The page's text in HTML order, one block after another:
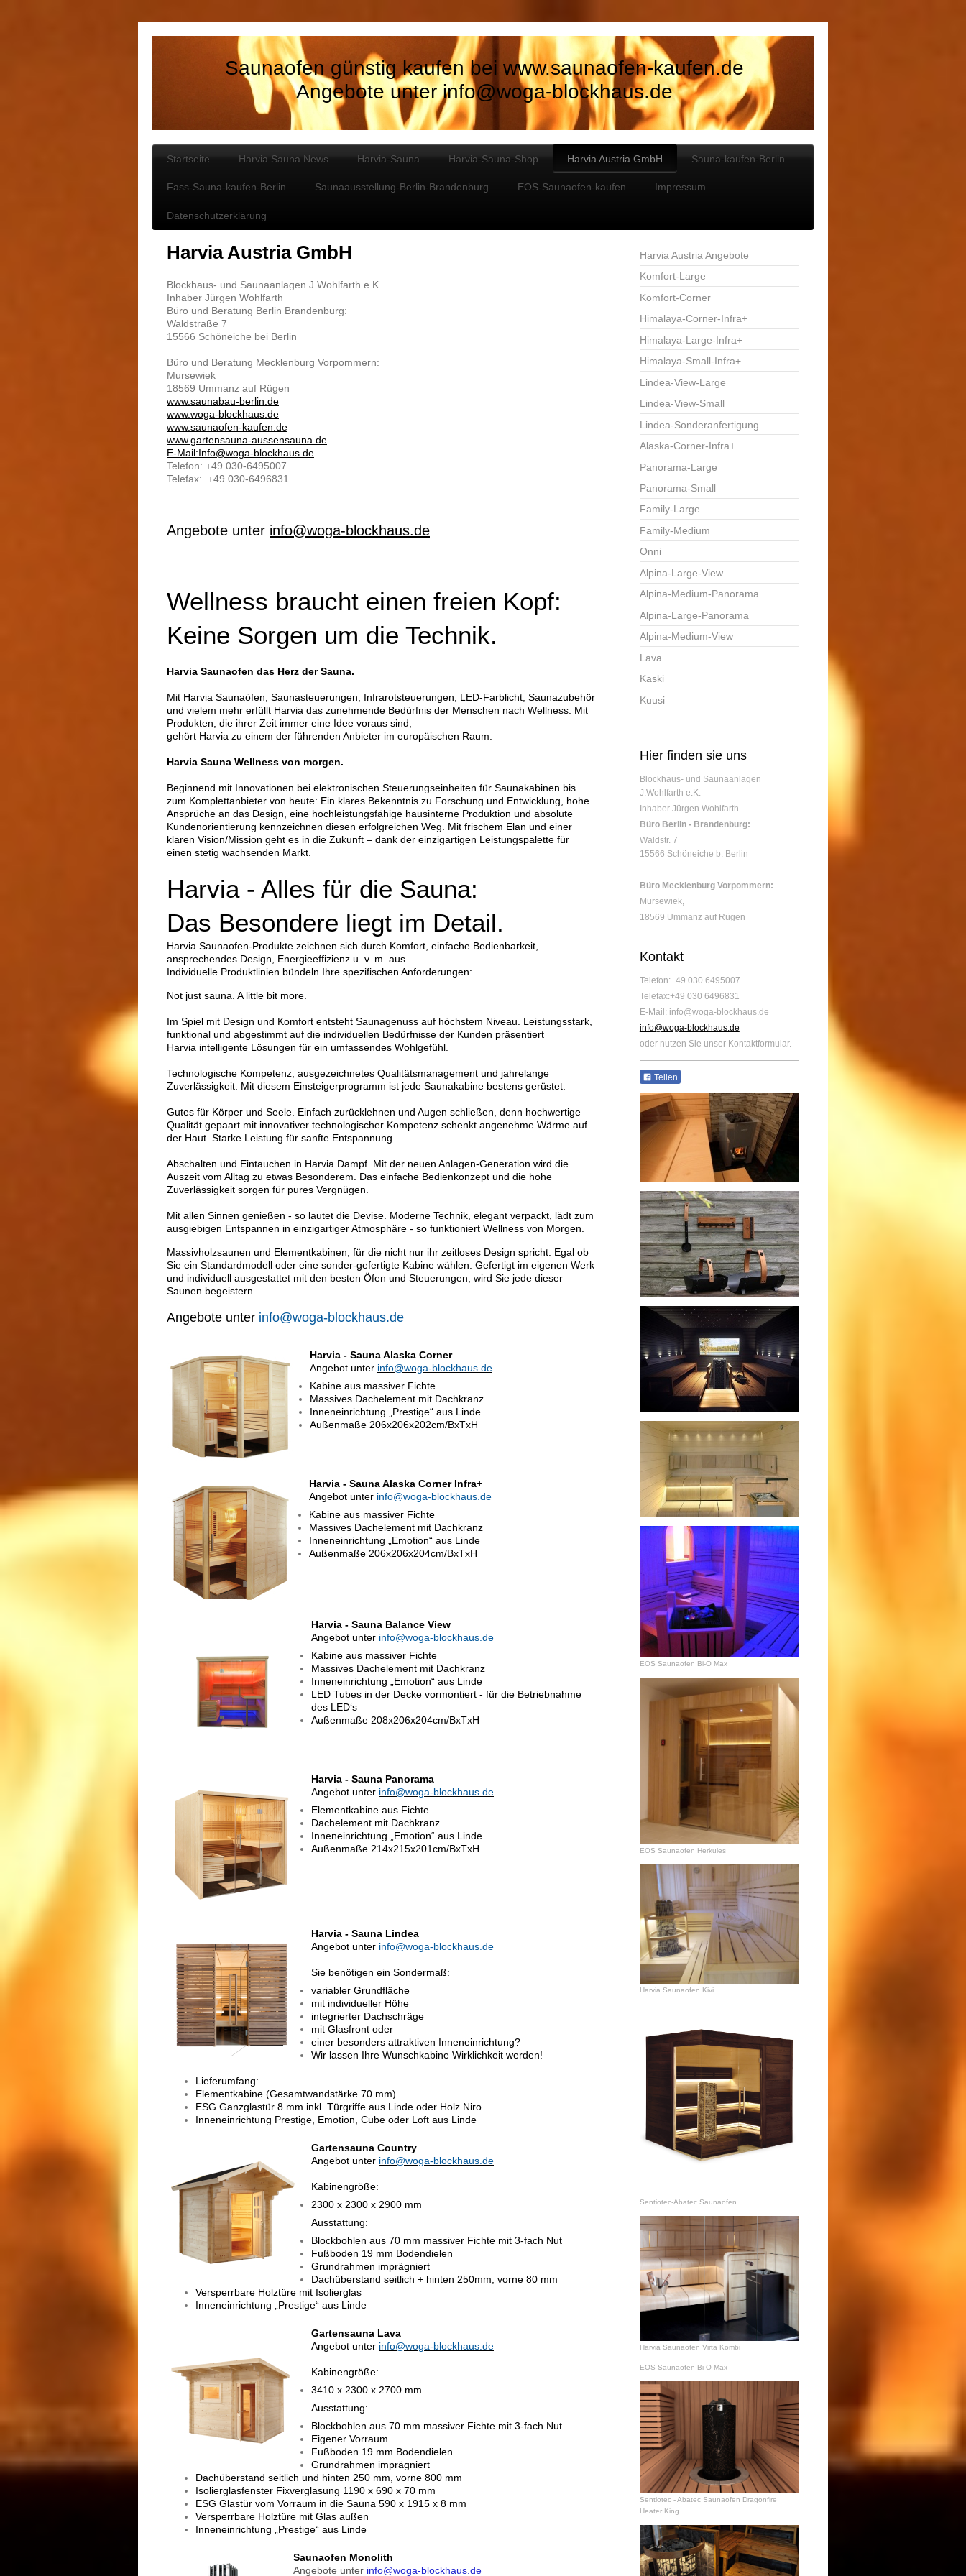
Saunaofen günstig kaufen bei www.saunaofen-kaufen.de
Angebote unter info@woga-blockhaus.de
Startseite Harvia Sauna News Harvia-Sauna Harvia-Sauna-Shop Harvia Austria GmbH Sauna-kaufen-Berlin
Fass-Sauna-kaufen-Berlin Saunaausstellung-Berlin-Brandenburg EOS-Saunaofen-kaufen Impressum
Datenschutzerklärung
Harvia Austria GmbH
Blockhaus- und Saunaanlagen J.Wohlfarth e.K.
Inhaber Jürgen Wohlfarth
Büro und Beratung Berlin Brandenburg:
Waldstraße 7
15566 Schöneiche bei Berlin
Büro und Beratung Mecklenburg Vorpommern:
Mursewiek
18569 Ummanz auf Rügen
www.saunabau-berlin.de
www.woga-blockhaus.de
www.saunaofen-kaufen.de
www.gartensauna-aussensauna.de
E-Mail:Info@woga-blockhaus.de
Telefon: +49 030-6495007
Telefax: +49 030-6496831
Angebote unter info@woga-blockhaus.de
Wellness braucht einen freien Kopf:
Keine Sorgen um die Technik.
Harvia Saunaofen das Herz der Sauna.
Mit Harvia Saunaöfen, Saunasteuerungen, Infrarotsteuerungen, LED-Farblicht, Saunazubehör
und vielem mehr erfüllt Harvia das zunehmende Bedürfnis der Menschen nach Wellness. Mit
Produkten, die ihrer Zeit immer eine Idee voraus sind,
gehört Harvia zu einem der führenden Anbieter im europäischen Raum.
Harvia Sauna Wellness von morgen.
Beginnend mit Innovationen bei elektronischen Steuerungseinheiten für Saunakabinen bis
zum Komplettanbieter von heute: Ein klares Bekenntnis zu Forschung und Entwicklung, hohe
Ansprüche an das Design, eine hochleistungsfähige hausinterne Produktion und absolute
Kundenorientierung kennzeichnen diesen erfolgreichen Weg. Mit frischem Elan und einer
klaren Vision/Mission geht es in die Zukunft – dank der einzigartigen Leistungspalette für
einen stetig wachsenden Markt.
Harvia - Alles für die Sauna:
Das Besondere liegt im Detail.
Harvia Saunaofen-Produkte zeichnen sich durch Komfort, einfache Bedienbarkeit,
ansprechendes Design, Energieeffizienz u. v. m. aus.
Individuelle Produktlinien bündeln Ihre spezifischen Anforderungen:
Not just sauna. A little bit more.
Im Spiel mit Design und Komfort entsteht Saunagenuss auf höchstem Niveau. Leistungsstark,
funktional und abgestimmt auf die individuellen Bedürfnisse der Kunden präsentiert
Harvia intelligente Lösungen für ein umfassendes Wohlgefühl.
Technologische Kompetenz, ausgezeichnetes Qualitätsmanagement und jahrelange
Zuverlässigkeit. Mit diesem Einsteigerprogramm ist jede Saunakabine bestens gerüstet.
Gutes für Körper und Seele. Einfach zurücklehnen und Augen schließen, denn hochwertige
Qualität gepaart mit innovativer technologischer Kompetenz schenkt angenehme Wärme auf
der Haut. Starke Leistung für sanfte Entspannung
Abschalten und Eintauchen in Harvia Dampf. Mit der neuen Anlagen-Generation wird die
Auszeit vom Alltag zu etwas Besonderem. Das einfache Bedienkonzept und die hohe
Zuverlässigkeit sorgen für pures Vergnügen.
Mit allen Sinnen genießen - so lautet die Devise. Moderne Technik, elegant verpackt, lädt zum
ausgiebigen Entspannen in einzigartiger Atmosphäre - so funktioniert Wellness von Morgen.
Massivholzsaunen und Elementkabinen, für die nicht nur ihr zeitloses Design spricht. Egal ob
Sie ein Standardmodell oder eine sonder-gefertigte Kabine wählen. Gefertigt im eigenen Werk
und individuell ausgestattet mit den besten Öfen und Steuerungen, wird Sie jede dieser
Saunen begeistern.
Angebote unter info@woga-blockhaus.de
Harvia - Sauna Alaska Corner
Angebot unter info@woga-blockhaus.de
Kabine aus massiver Fichte
Massives Dachelement mit Dachkranz
Inneneinrichtung „Prestige“ aus Linde
Außenmaße 206x206x202cm/BxTxH
Harvia - Sauna Alaska Corner Infra+
Angebot unter info@woga-blockhaus.de
Kabine aus massiver Fichte
Massives Dachelement mit Dachkranz
Inneneinrichtung „Emotion“ aus Linde
Außenmaße 206x206x204cm/BxTxH
Harvia - Sauna Balance View
Angebot unter info@woga-blockhaus.de
Kabine aus massiver Fichte
Massives Dachelement mit Dachkranz
Inneneinrichtung „Emotion“ aus Linde
LED Tubes in der Decke vormontiert - für die Betriebnahme
des LED‘s
Außenmaße 208x206x204cm/BxTxH
Harvia - Sauna Panorama
Angebot unter info@woga-blockhaus.de
Elementkabine aus Fichte
Dachelement mit Dachkranz
Inneneinrichtung „Emotion“ aus Linde
Außenmaße 214x215x201cm/BxTxH
Harvia - Sauna Lindea
Angebot unter info@woga-blockhaus.de
Sie benötigen ein Sondermaß:
variabler Grundfläche
mit individueller Höhe
integrierter Dachschräge
mit Glasfront oder
einer besonders attraktiven Inneneinrichtung?
Wir lassen Ihre Wunschkabine Wirklichkeit werden!
Lieferumfang:
Elementkabine (Gesamtwandstärke 70 mm)
ESG Ganzglastür 8 mm inkl. Türgriffe aus Linde oder Holz Niro
Inneneinrichtung Prestige, Emotion, Cube oder Loft aus Linde
Gartensauna Country
Angebot unter info@woga-blockhaus.de
Kabinengröße:
2300 x 2300 x 2900 mm
Ausstattung:
Blockbohlen aus 70 mm massiver Fichte mit 3-fach Nut
Fußboden 19 mm Bodendielen
Grundrahmen imprägniert
Dachüberstand seitlich + hinten 250mm, vorne 80 mm
Versperrbare Holztüre mit Isolierglas
Inneneinrichtung „Prestige“ aus Linde
Gartensauna Lava
Angebot unter info@woga-blockhaus.de
Kabinengröße:
3410 x 2300 x 2700 mm
Ausstattung:
Blockbohlen aus 70 mm massiver Fichte mit 3-fach Nut
Eigener Vorraum
Fußboden 19 mm Bodendielen
Grundrahmen imprägniert
Dachüberstand seitlich und hinten 250 mm, vorne 800 mm
Isolierglasfenster Fixverglasung 1190 x 690 x 70 mm
ESG Glastür vom Vorraum in die Sauna 590 x 1915 x 8 mm
Versperrbare Holztüre mit Glas außen
Inneneinrichtung „Prestige“ aus Linde
Saunaofen Monolith
Angebote unter info@woga-blockhaus.de
Harvia Austria Angebote
Komfort-Large
Komfort-Corner
Himalaya-Corner-Infra+
Himalaya-Large-Infra+
Himalaya-Small-Infra+
Lindea-View-Large
Lindea-View-Small
Lindea-Sonderanfertigung
Alaska-Corner-Infra+
Panorama-Large
Panorama-Small
Family-Large
Family-Medium
Onni
Alpina-Large-View
Alpina-Medium-Panorama
Alpina-Large-Panorama
Alpina-Medium-View
Lava
Kaski
Kuusi
Hier finden sie uns
Blockhaus- und Saunaanlagen
J.Wohlfarth e.K.
Inhaber Jürgen Wohlfarth
Büro Berlin - Brandenburg:
Waldstr. 7
15566 Schöneiche b. Berlin
Büro Mecklenburg Vorpommern:
Mursewiek,
18569 Ummanz auf Rügen
Kontakt
Telefon:+49 030 6495007
Telefax:+49 030 6496831
E-Mail: info@woga-blockhaus.de
info@woga-blockhaus.de
oder nutzen Sie unser Kontaktformular.
Teilen
EOS Saunaofen Bi-O Max
EOS Saunaofen Herkules
Harvia Saunaofen Kivi
Sentiotec-Abatec Saunaofen
Harvia Saunaofen Virta Kombi
EOS Saunaofen Bi-O Max
Sentiotec - Abatec Saunaofen Dragonfire
Heater King